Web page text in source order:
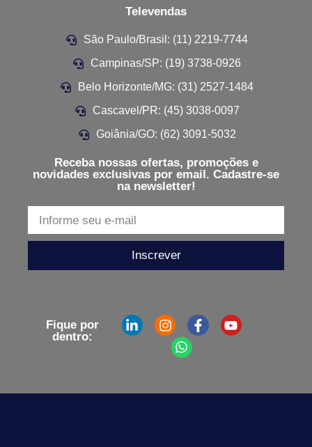
Televendas
São Paulo/Brasil: (11) 2219-7744
Campinas/SP: (19) 3738-0926
Belo Horizonte/MG: (31) 2527-1484
Cascavel/PR: (45) 3038-0097
Goiânia/GO: (62) 3091-5032
Receba nossas ofertas, promoções e
novidades exclusivas por email. Cadastre-se
na newsletter!
Inscrever
Fique por
dentro: